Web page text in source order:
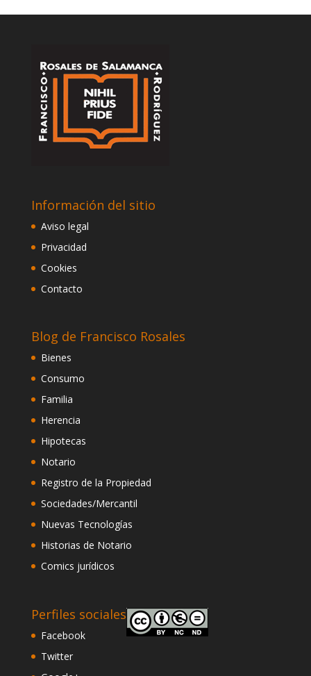
Información del sitio
Aviso legal
Privacidad
Cookies
Contacto
Blog de Francisco Rosales
Bienes
Consumo
Familia
Herencia
Hipotecas
Notario
Registro de la Propiedad
Sociedades/Mercantil
Nuevas Tecnologías
Historias de Notario
Comics jurídicos
Perfiles sociales
Facebook
Twitter